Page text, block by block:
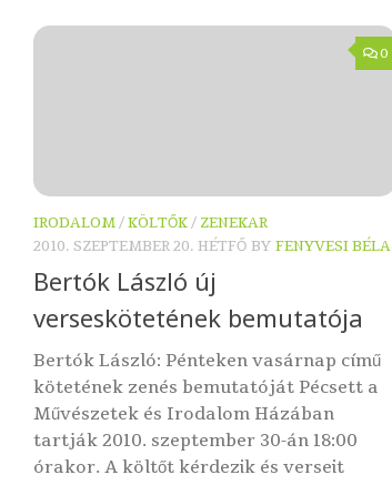
0
IRODALOM/KÖLTŐK/ ZENEKAR
2010. SZEPTEMBER 20. HÉTFŐ BY FENYVESI BÉLA
Bertók László új
verseskötetének bemutatója
Bertók László: Pénteken vasárnap című
kötetének zenés bemutatóját Pécsett a
Művészetek és Irodalom Házában
tartják 2010. szeptember 30-án 18:00
órakor. A költőt kérdezik és verseit